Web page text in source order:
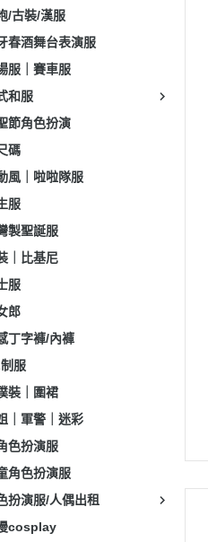
/古裝/漢服
春酒舞台表演服
服｜賽車服
和服
節角色扮演
碼
風｜啦啦隊服
服
製聖誕服
｜比基尼
服
郎
丁字褲/內褲
服
裝｜圍裙
｜軍警｜迷彩
色扮演服
角色扮演服
扮演服/人偶出租
cosplay